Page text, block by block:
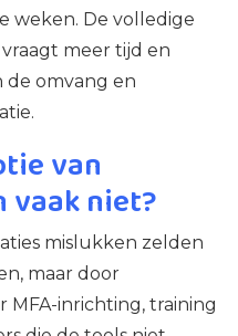
weken. De volledige
meer tijd en
de omvang en
van
vaak niet?
mislukken zelden
maar door
MFA-inrichting, training